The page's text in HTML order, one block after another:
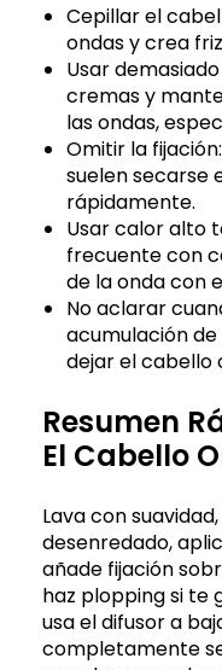
Cepillar el
ondas y crea
Usar
cremas y
las ondas,
Omitir la
suelen secarse
rápidamente.
Usar calor alto
frecuente con
de la onda con
No aclarar
acumulación
dejar el cabello
Resumen
El Cabello
Lava con
desenredado,
añade fijación
haz plopping si te
usa el difusor a
completamente